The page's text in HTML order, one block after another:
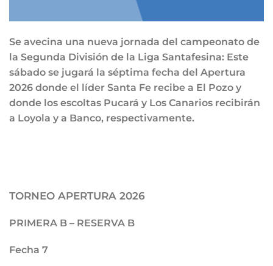
Se avecina una nueva jornada del campeonato de
la Segunda División de la Liga Santafesina: Este
sábado se jugará la séptima fecha del Apertura
2026 donde el líder Santa Fe recibe a El Pozo y
donde los escoltas Pucará y Los Canarios recibirán
a Loyola y a Banco, respectivamente.
TORNEO APERTURA 2026
PRIMERA B – RESERVA B
Fecha 7